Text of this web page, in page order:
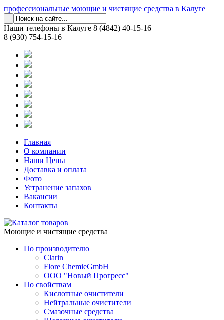
профессиональные моющие и чистящие средства в Калуге
Наши телефоны в Калуге 8 (4842) 40-15-16
8 (930) 754-15-16
Главная
О компании
Наши Цены
Доставка и оплата
Фото
Устранение запахов
Вакансии
Контакты
Моющие и чистящие средства
По производителю
Clarin
Flore ChemieGmbH
ООО "Новый Прогресс"
По свойствам
Кислотные очистители
Нейтральные очистители
Смазочные средства